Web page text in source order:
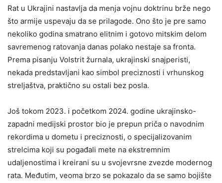
Rat u Ukrajini nastavlja da menja vojnu doktrinu brže nego
što armije uspevaju da se prilagode. Ono što je pre samo
nekoliko godina smatrano elitnim i gotovo mitskim delom
savremenog ratovanja danas polako nestaje sa fronta.
Prema pisanju Volstrit žurnala, ukrajinski snajperisti,
nekada predstavljani kao simbol preciznosti i vrhunskog
streljaštva, praktično su ostali bez posla.
Još tokom 2023. i početkom 2024. godine ukrajinsko-
zapadni medijski prostor bio je prepun priča o navodnim
rekordima u dometu i preciznosti, o specijalizovanim
strelcima koji su pogađali mete na ekstremnim
udaljenostima i kreirani su u svojevrsne zvezde modernog
rata. Međutim, veoma brzo se pokazalo da se samo bojište